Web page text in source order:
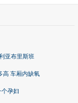
亚布里斯班
高 车厢内缺氧
孕妇